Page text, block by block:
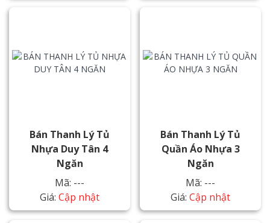
Bán Thanh Lý Tủ
Nhựa Duy Tân 4
Ngăn
Mã: ---
Giá: Cập nhật
Bán Thanh Lý Tủ
Quần Áo Nhựa 3
Ngăn
Mã: ---
Giá: Cập nhật